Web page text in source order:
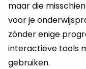
maar die
voor je
zónder enige
interactieve tools
gebruiken.